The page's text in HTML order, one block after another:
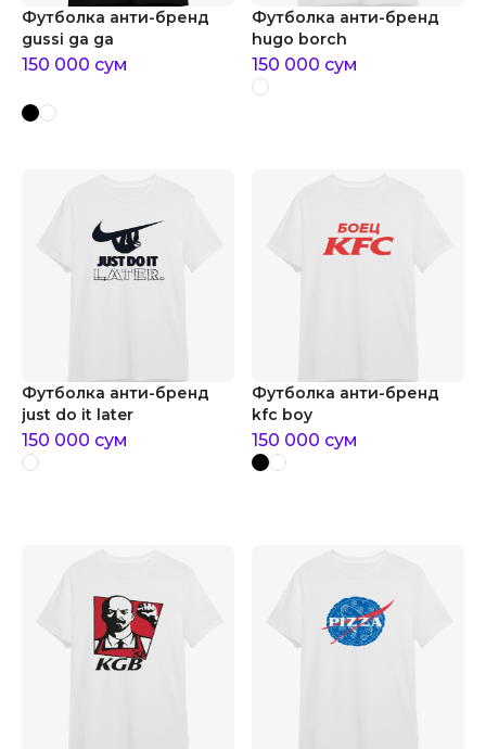
Футболка анти-бренд
gussi ga ga
150 000 сум
Футболка анти-бренд
hugo borch
150 000 сум
Футболка анти-бренд
just do it later
150 000 сум
Футболка анти-бренд
kfc boy
150 000 сум